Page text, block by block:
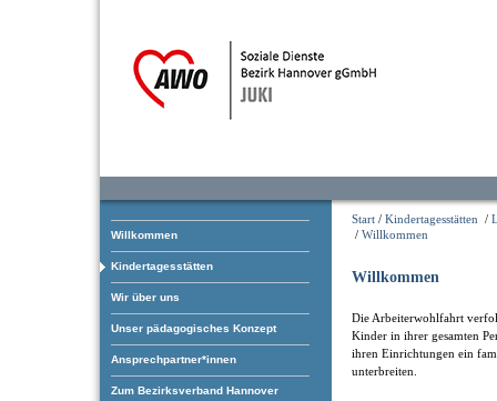
Willkommen
Kindertagesstätten
Wir über uns
Unser pädagogisches Konzept
Ansprechpartner*innen
Zum Bezirksverband Hannover
Start / Kindertagesstätten /
/ Willkommen
Willkommen
Die Arbeiterwohlfahrt
Kinder in ihrer gesamten
ihren Einrichtungen ein
unterbreiten.